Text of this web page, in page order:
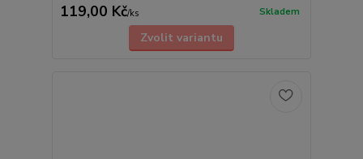
119,00 Kč/ks Skladem
Zvolit variantu